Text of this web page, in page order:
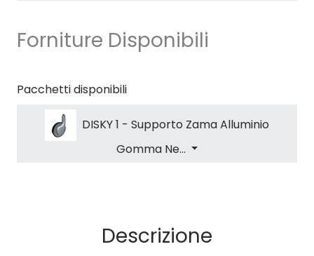
Forniture Disponibili
Pacchetti disponibili
DISKY 1 - Supporto Zama Alluminio
Gomma Ne...
Descrizione